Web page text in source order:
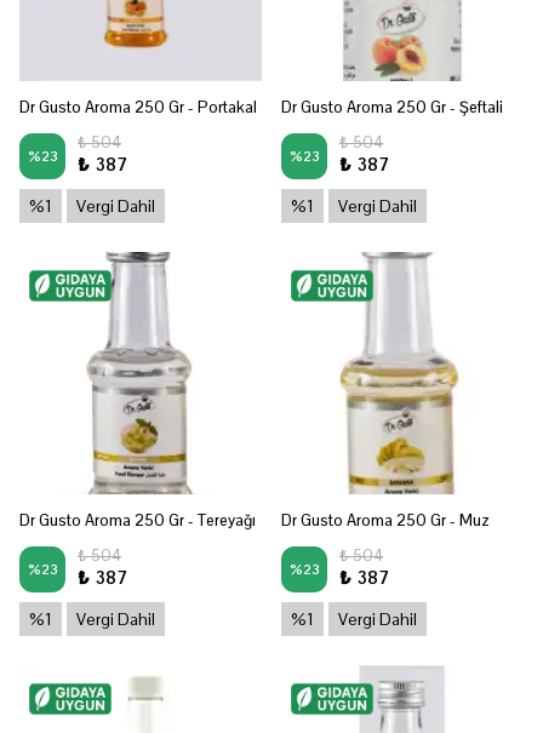
Dr Gusto Aroma 250 Gr - Portakal
%23
₺ 504
₺ 387
%1 Vergi Dahil
Dr Gusto Aroma 250 Gr - Şeftali
%23
₺ 504
₺ 387
%1 Vergi Dahil
Dr Gusto Aroma 250 Gr - Tereyağı
%23
₺ 504
₺ 387
%1 Vergi Dahil
Dr Gusto Aroma 250 Gr - Muz
%23
₺ 504
₺ 387
%1 Vergi Dahil